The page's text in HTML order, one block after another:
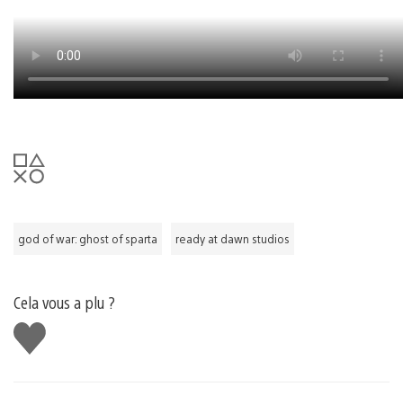
god of war: ghost of sparta ready at dawn studios
Cela vous a plu ?
J'aime